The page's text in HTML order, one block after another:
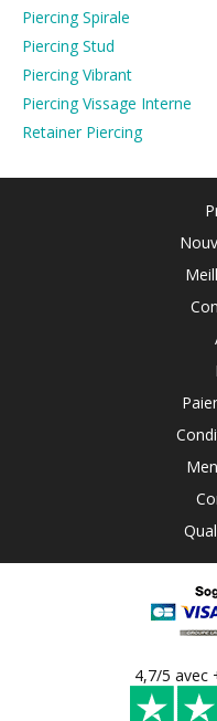
Piercing Spirale
Piercing Stud
Piercing Vibrant
Piercing Vissage Interne
Retainer Piercing
4,7/5 avec